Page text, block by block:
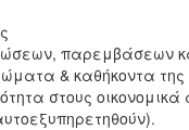
παρεμβάσεων
& καθήκοντα της
στους